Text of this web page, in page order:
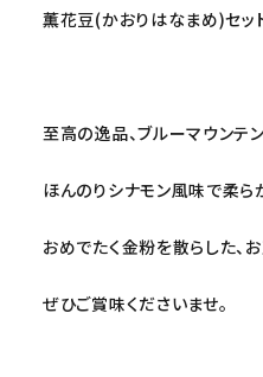
薫花豆(かおりはなま
至高の逸品、ブルーマウンテ
ほんのりシナモン風味で柔ら
おめでたく金粉を散らした、
ぜひご賞味くださいませ。